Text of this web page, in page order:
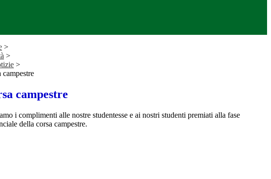
>
>
>
campestre
campestre
i complimenti alle nostre studentesse e ai nostri studenti premiati alla fase
della corsa campestre.